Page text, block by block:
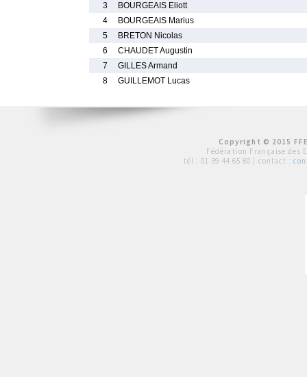
3
BOURGEAIS Eliott
4
BOURGEAIS Marius
5
BRETON Nicolas
6
CHAUDET Augustin
7
GILLES Armand
8
GUILLEMOT Lucas
Copyright © 2015
Fédération Française des
tél : 01 39 44 65 80 | contact :